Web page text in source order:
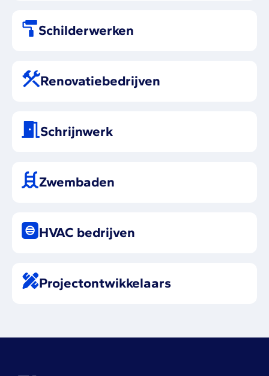
Schilderwerken
Renovatiebedrijven
Schrijnwerk
Zwembaden
HVAC bedrijven
Projectontwikkelaars